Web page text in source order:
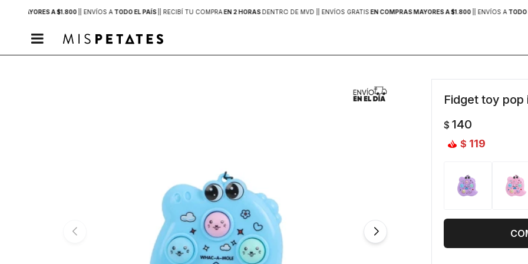
MAYORES A $1.800 | ENVÍOS A TODO EL PAÍS | RECIBÍ TU COMPRAEN 2 HORASDENTRO DE MVD | | ENVÍOS GRATISEN COMPRAS MAYORES A $1.800 | ENVÍOS A TODO

Fidget toy
$ 140
$ 119